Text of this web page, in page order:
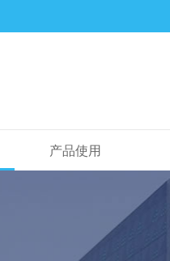
产品使用